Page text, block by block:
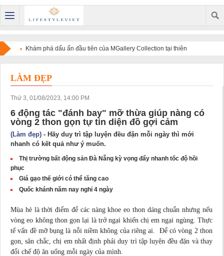
Khám phá dấu ấn đầu tiên của MGallery Collection tại thiên
đường nghỉ dưỡng Maldives với V Villas Maldives at Mirihi -
MGallery Collection
LÀM ĐẸP
Thứ 3, 01/08/2023, 14:00 PM
6 động tác "đánh bay" mỡ thừa giúp nàng có
vòng 2 thon gọn tự tin diện đồ gợi cảm
(Làm đẹp) - Hãy duy trì tập luyện đều đặn mỗi ngày thì mới
nhanh có kết quả như ý muốn.
Thị trường bất động sản Đà Nẵng kỳ vọng đẩy nhanh tốc độ hồi
phục
Giá gạo thế giới có thể tăng cao
Quốc khánh năm nay nghỉ 4 ngày
Mùa hè là thời điểm để các nàng khoe eo thon dáng chuẩn nhưng nếu
vòng eo không thon gọn lại là trở ngại khiến chị em ngại ngùng. Thực
tế vấn đề mỡ bụng là nỗi niềm không của riêng ai. Để có vòng 2 thon
gọn, săn chắc, chị em nhất định phải duy trì tập luyện đều đặn và thay
đổi chế độ ăn uống mỗi ngày của mình.